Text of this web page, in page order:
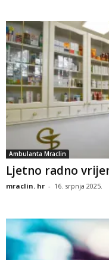
Ambulanta Mraclin
Ljetno radno
mraclin. hr - 16. srpnja 2025.